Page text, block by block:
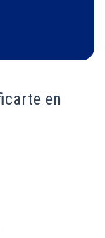
en